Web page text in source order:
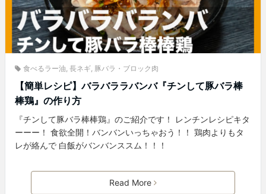
食べるラー油, 長ネギ, 豚バラ・ブロック肉
【簡単レシピ】バラバララバンバ『チンして豚バラ棒
棒鶏』の作り方
『チンして豚バラ棒棒鶏』のご紹介です！ レンチンレシピキタ
ーーー！ 食欲全開！バンバンいっちゃおう！！ 鶏肉よりもタ
レが絡んで 白飯がバンバンススム！！！
Read More